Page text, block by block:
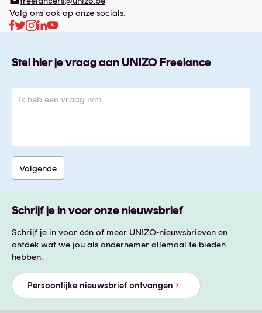
Volg ons ook op onze socials:
Stel hier je vraag aan UNIZO Freelance
Schrijf je in voor onze nieuwsbrief
Schrijf je in voor één of meer UNIZO-nieuwsbrieven en
ontdek wat we jou als ondernemer allemaal te bieden
hebben.
Persoonlijke nieuwsbrief ontvangen